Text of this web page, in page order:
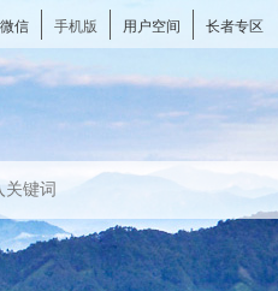
信 手机版 用户空间 长者专区